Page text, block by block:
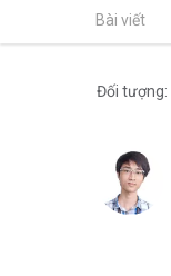
Bài viết
Đối tượng: